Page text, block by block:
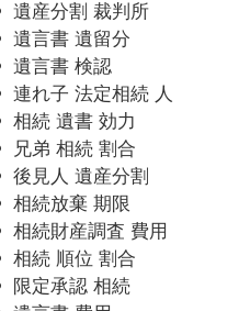
遺産分割 裁判所
遺言書 遺留分
遺言書 検認
連れ子 法定相続 人
相続 遺書 効力
兄弟 相続 割合
後見人 遺産分割
相続放棄 期限
相続財産調査 費用
相続 順位 割合
限定承認 相続